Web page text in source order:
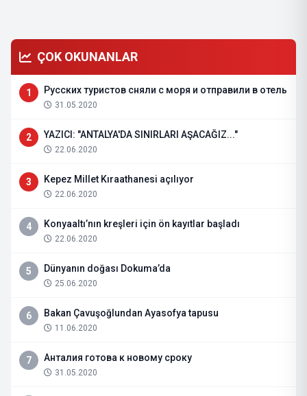
ÇOK OKUNANLAR
1 Русских туристов сняли с моря и отправили в отель
31.05.2020
2 YAZICI: "ANTALYA'DA SINIRLARI AŞACAĞIZ..."
22.06.2020
3 Kepez Millet Kıraathanesi açılıyor
22.06.2020
4 Konyaaltı’nın kreşleri için ön kayıtlar başladı
22.06.2020
5 Dünyanın doğası Dokuma’da
25.06.2020
6 Bakan Çavuşoğlundan Ayasofya tapusu
11.06.2020
7 Анталия готова к новому сроку
31.05.2020